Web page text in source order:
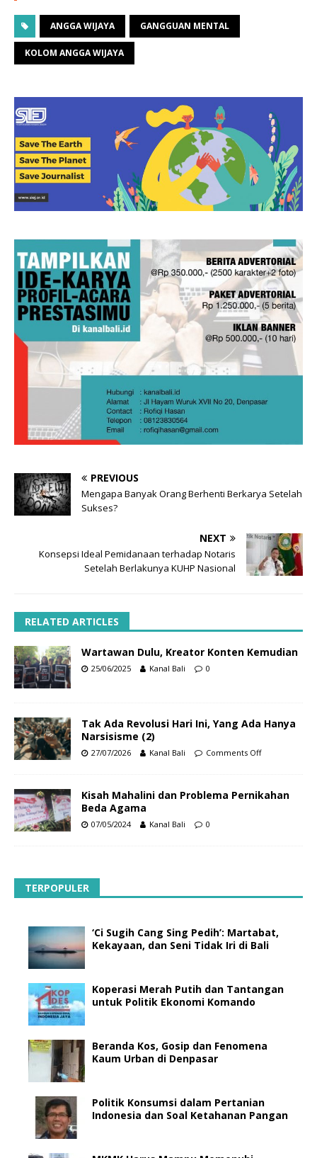
ANGGA WIJAYA GANGGUAN MENTAL
KOLOM ANGGA WIJAYA
PREVIOUS
Mengapa Banyak Orang Berhenti Berkarya Setelah
Sukses?
NEXT
Konsepsi Ideal Pemidanaan terhadap Notaris
Setelah Berlakunya KUHP Nasional
RELATED ARTICLES
Wartawan Dulu, Kreator Konten Kemudian
25/06/2025 Kanal Bali 0
Tak Ada Revolusi Hari Ini, Yang Ada Hanya
Narsisisme (2)
27/07/2026 Kanal Bali Comments Off
Kisah Mahalini dan Problema Pernikahan
Beda Agama
07/05/2024 Kanal Bali 0
TERPOPULER
‘Ci Sugih Cang Sing Pedih’: Martabat,
Kekayaan, dan Seni Tidak Iri di Bali
Koperasi Merah Putih dan Tantangan
untuk Politik Ekonomi Komando
Beranda Kos, Gosip dan Fenomena
Kaum Urban di Denpasar
Politik Konsumsi dalam Pertanian
Indonesia dan Soal Ketahanan Pangan